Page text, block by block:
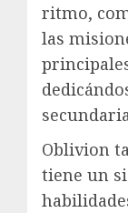
ritmo,
las
Oblivion
tiene un